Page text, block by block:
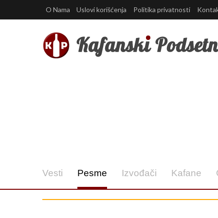
O Nama Uslovi korišćenja Politika privatnosti
Vesti Pesme Izvođači Kafane